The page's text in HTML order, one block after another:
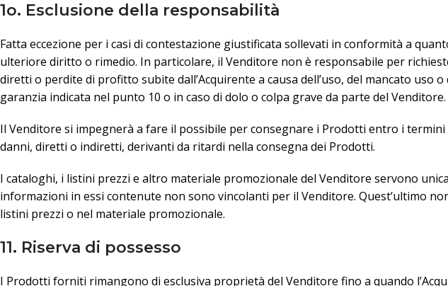
1o. Esclusione della responsabilità
Fatta eccezione per i casi di contestazione giustificata sollevati in conformità a
ulteriore diritto o rimedio. In particolare, il Venditore non è responsabile per
diretti o perdite di profitto subite dall’Acquirente a causa dell’uso, del mancato uso
garanzia indicata nel punto 10 o in caso di dolo o colpa grave da parte del Venditore.
Il Venditore si impegnerà a fare il possibile per consegnare i Prodotti entro i
danni, diretti o indiretti, derivanti da ritardi nella consegna dei Prodotti.
I cataloghi, i listini prezzi e altro materiale promozionale del Venditore servono
informazioni in essi contenute non sono vincolanti per il Venditore. Quest’ultimo
listini prezzi o nel materiale promozionale.
11. Riserva di possesso
I Prodotti forniti rimangono di esclusiva proprietà del Venditore fino a quando